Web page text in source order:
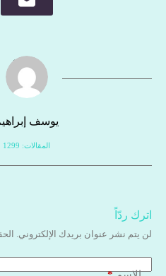
يوسف
المقالات: 1299
اترك ردّاً
لن يتم نشر عنوان بريدك الإلكتروني.